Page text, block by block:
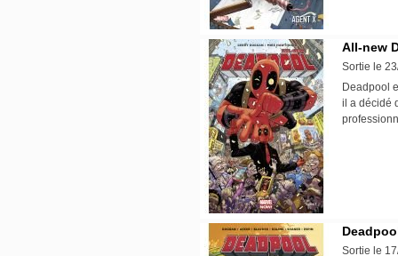
All-new
Sortie le
Deadpool
il a décidé
Sortie le